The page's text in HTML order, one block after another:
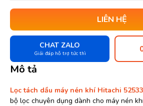
LIÊN HỆ
CHAT ZALO
Giải đáp hỗ trợ tức thì
Mô tả
Lọc tách dầu máy nén khí Hitachi
bộ lọc chuyên dụng dành cho máy nén